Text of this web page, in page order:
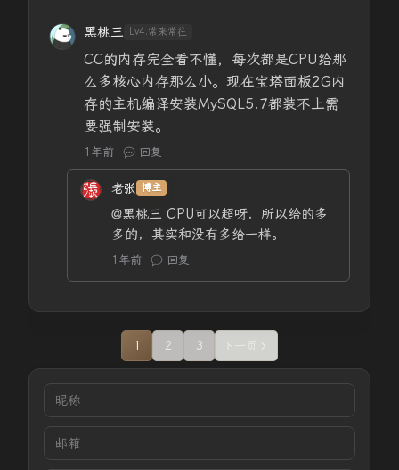
黑桃三 Lv4.常来常往
CC的内存完全看不懂，每次都是CPU给那
么多核心内存那么小。现在宝塔面板2G内
存的主机编译安装MySQL5.7都装不上需
要强制安装。
1年前 回复
老张 博主
@黑桃三 CPU可以超呀，所以给的多
多的，其实和没有多给一样。
1年前 回复
1 2 3 下一页